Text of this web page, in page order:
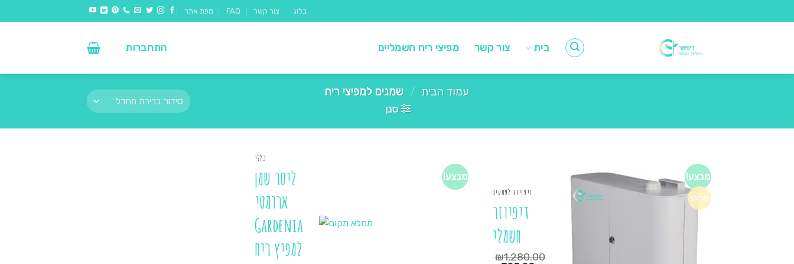
to
בלוג צור קשר FAQ מפת אתר
בית צור קשר מפיצי ריח חשמליים התחברות
עמוד הבית / שמנים למפיצי ריח
סנן
מבצע!
מבצע
דיפזיור לעסקים
דיפיוזר
חשמלי
₪1,280.00
מבצע!
כללי
ליטר שמן
ארומטי
Gardenia
למפיץ ריח